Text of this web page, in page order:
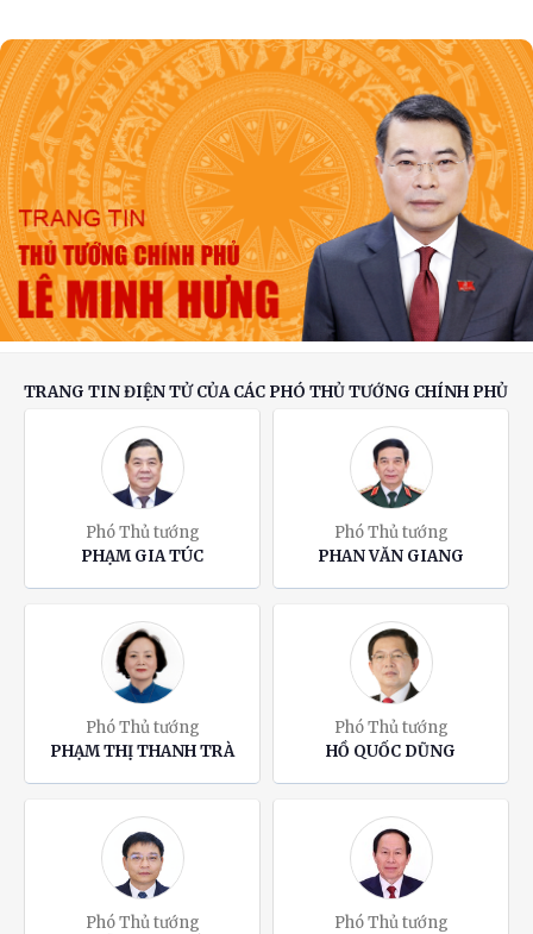
Thủ tướng Lê Minh Hưng tiếp Bộ trưởng
Quốc phòng Malaysia
Phát biểu của Thủ tướng Lê Minh Hưng tại
Hội nghị Ngoại giao lần thứ 33
TRANG TIN ĐIỆN TỬ CỦA CÁC PHÓ THỦ TƯỚNG CHÍNH PHỦ
Phó Thủ tướng
PHẠM GIA TÚC
Phó Thủ tướng
PHAN VĂN GIANG
Phó Thủ tướng
PHẠM THỊ THANH TRÀ
Phó Thủ tướng
HỒ QUỐC DŨNG
Phó Thủ tướng
Phó Thủ tướng